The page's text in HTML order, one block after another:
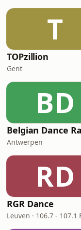
T
TOPzillion
Gent
BD
Belgian Dance
Antwerpen
RD
RGR Dance
Leuven · 106.7 - 107.1